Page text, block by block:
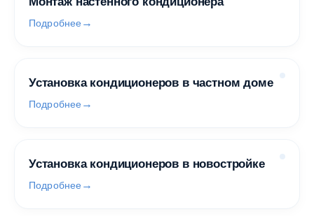
Подробнее
Установка кондиционеров в частном доме
Подробнее
Установка кондиционеров в новостройке
Подробнее